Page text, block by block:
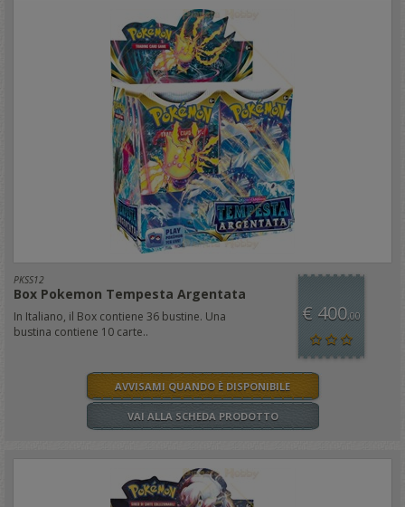
PKSS12
Box Pokemon Tempesta Argentata
In Italiano, il Box contiene 36 bustine. Una
bustina contiene 10 carte..
€ 400,00
AVVISAMI QUANDO È DISPONIBILE
VAI ALLA SCHEDA PRODOTTO